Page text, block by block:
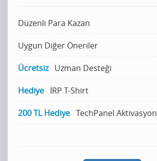
Düzenli Para Kazan
Uygun Diğer Öneriler
Ücretsiz Uzman Desteği
Hediye İRP T-Shirt
200 TL Hediye TechPanel Aktivasyon